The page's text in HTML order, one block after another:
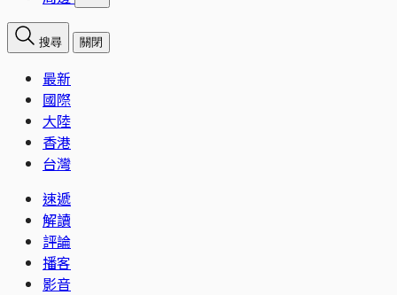
搜尋 關閉
最新
國際
大陸
香港
台灣
速遞
解讀
評論
播客
影音